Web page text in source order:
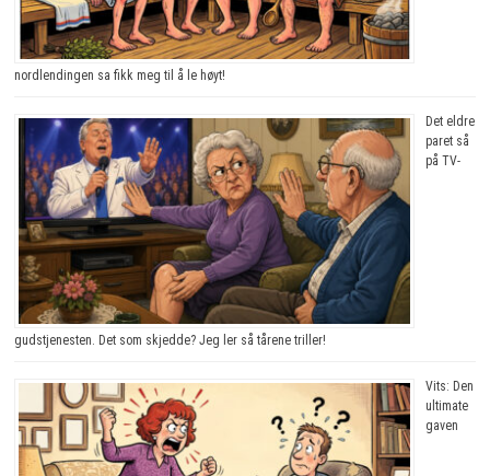
nordlendingen sa fikk meg til å le høyt!
Det eldre
paret så
på TV-
gudstjenesten. Det som skjedde? Jeg ler så tårene triller!
Vits: Den
ultimate
gaven